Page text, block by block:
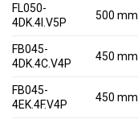
FL050-
4DK.4I.V5P
500 mm
FB045-
4DK.4C.V4P
450 mm
FB045-
4EK.4F.V4P
450 mm